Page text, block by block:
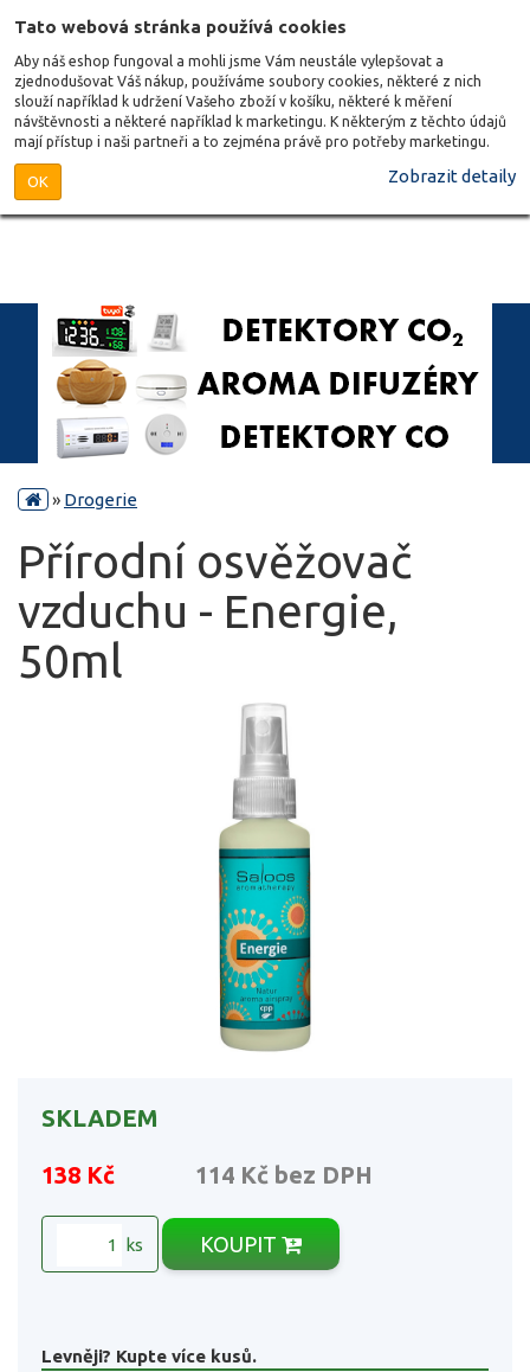
Tato webová stránka používá cookies
Aby náš eshop fungoval a mohli jsme Vám neustále vylepšovat a
zjednodušovat Váš nákup, používáme soubory cookies, některé z nich
slouží například k udržení Vašeho zboží v košíku, některé k měření
návštěvnosti a některé například k marketingu. K některým z těchto údajů
mají přístup i naši partneři a to zejména právě pro potřeby marketingu.
OK Zobrazit detaily
» Drogerie
Přírodní osvěžovač
vzduchu - Energie,
50ml
SKLADEM
138 Kč 114 Kč bez DPH
ks KOUPIT
Levněji? Kupte více kusů.